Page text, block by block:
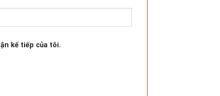
kế tiếp của tôi.